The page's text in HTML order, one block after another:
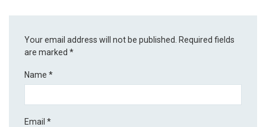
Your email address will not be published.
Required fields
are marked*
Name*
Email*